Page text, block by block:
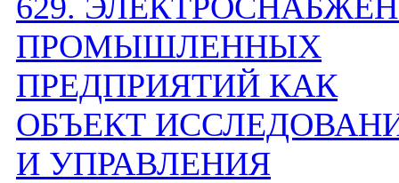
ПРОМЫШЛЕННЫХ
ПРЕДПРИЯТИЙ КАК
ОБЪЕКТ
И УПРАВЛЕНИЯ